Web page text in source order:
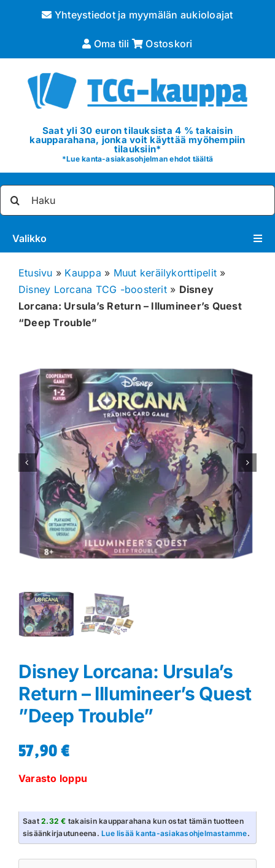
Yhteystiedot ja myymälän aukioloajat
Oma tili Ostoskori
Saat yli 30 euron tilauksista 4 % takaisin
kaupparahana, jonka voit käyttää myöhempiin
tilauksiin*
*Lue kanta-asiakasohjelman ehdot täältä
Valikko
Pokémon
Muut keräilykortit
Tarvikkeet
Ennakot
Greidatut kortit
Irtokortit
Rip & Ship
Greidauspalvelu
Etusivu » Kauppa » Muut keräilykorttipelit »
Disney Lorcana TCG -boosterit» Disney
Lorcana: Ursula’s Return – Illumineer’s Quest
“Deep Trouble”
Disney Lorcana: Ursula’s
Return – Illumineer’s Quest
”Deep Trouble”
57,90€
Varasto loppu
Saat2.32 € takaisin kaupparahana kun ostat tämän tuotteen
sisäänkirjautuneena.Lue lisää kanta-asiakasohjelmastamme.